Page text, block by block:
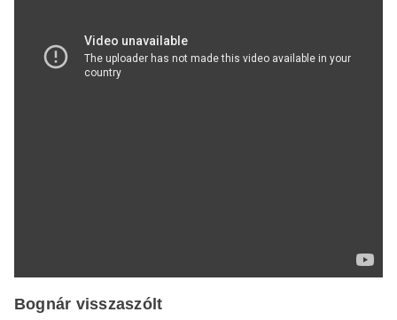
Bognár visszaszólt